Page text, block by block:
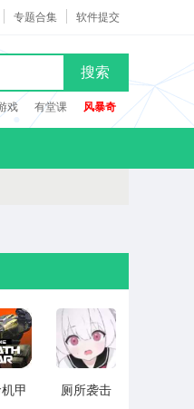
软件提交
专题合集
搜索
戏 有堂课
风暴奇
甲
厕所袭击